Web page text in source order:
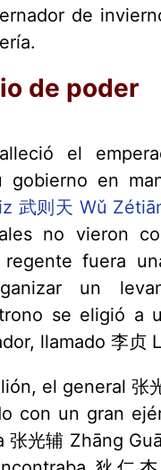
de
de poder
el
gobierno en
武则天 Wǔ
no vieron
fuera
un
se eligió a
llamado 李贞
el general 张
con un gran
张光辅 Zhāng